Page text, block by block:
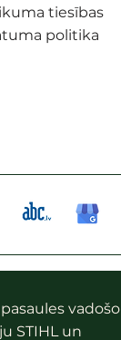
tiesības
politika
vadošo
STIHL un